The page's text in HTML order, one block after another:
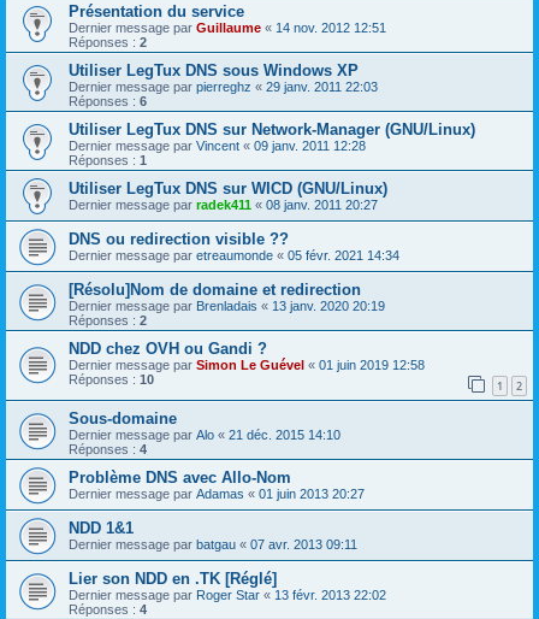
Présentation du service
Dernier message par Guillaume « 14 nov. 2012 12:51
Réponses : 2
Utiliser LegTux DNS sous Windows XP
Dernier message par pierreghz « 29 janv. 2011 22:03
Réponses : 6
Utiliser LegTux DNS sur Network-Manager (GNU/Linux)
Dernier message par Vincent « 09 janv. 2011 12:28
Réponses : 1
Utiliser LegTux DNS sur WICD (GNU/Linux)
Dernier message par radek411 « 08 janv. 2011 20:27
DNS ou redirection visible ??
Dernier message par etreaumonde « 05 févr. 2021 14:34
[Résolu]Nom de domaine et redirection
Dernier message par Brenladais « 13 janv. 2020 20:19
Réponses : 2
NDD chez OVH ou Gandi ?
Dernier message par Simon Le Guével « 01 juin 2019 12:58
Réponses : 10 1 2
Sous-domaine
Dernier message par Alo « 21 déc. 2015 14:10
Réponses : 4
Problème DNS avec Allo-Nom
Dernier message par Adamas « 01 juin 2013 20:27
NDD 1&1
Dernier message par batgau « 07 avr. 2013 09:11
Lier son NDD en .TK [Réglé]
Dernier message par Roger Star « 13 févr. 2013 22:02
Réponses : 4